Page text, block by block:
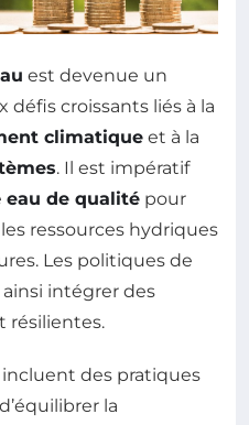
est devenue un
défis croissants liés à la
climatique et à la
. Il est impératif
eau de qualité pour
ressources hydriques
Les politiques de
intégrer des
résilientes.
des pratiques
la